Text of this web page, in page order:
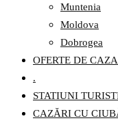
Muntenia
Moldova
Dobrogea
OFERTE DE
.
STATIUNI
CAZĂRI CU